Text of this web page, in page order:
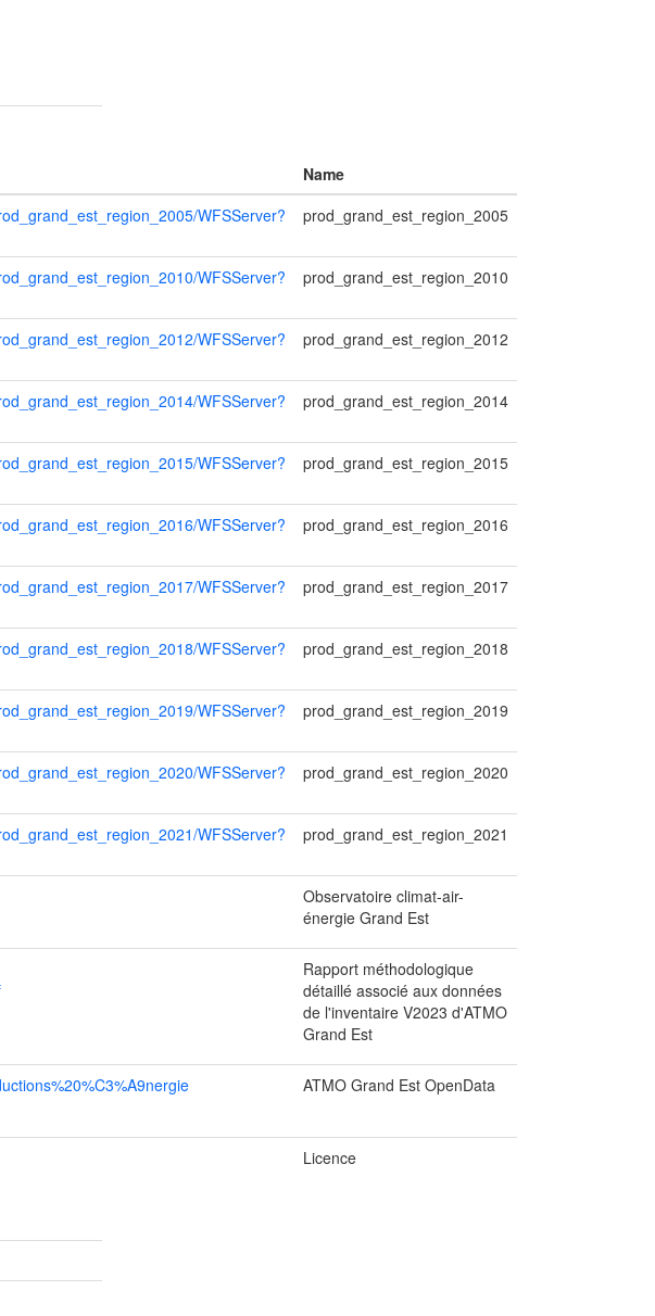
Name
WFSServer?
prod_grand_est_region_2005
WFSServer?
prod_grand_est_region_2010
WFSServer?
prod_grand_est_region_2012
WFSServer?
prod_grand_est_region_2014
WFSServer?
prod_grand_est_region_2015
WFSServer?
prod_grand_est_region_2016
WFSServer?
prod_grand_est_region_2017
WFSServer?
prod_grand_est_region_2018
WFSServer?
prod_grand_est_region_2019
WFSServer?
prod_grand_est_region_2020
WFSServer?
prod_grand_est_region_2021
Observatoire climat-air-
énergie Grand Est
Rapport méthodologique
détaillé associé aux données
de l'inventaire V2023 d'ATMO
Grand Est
ATMO Grand Est OpenData
Licence